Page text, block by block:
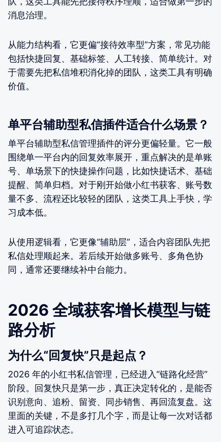
消息治理。
从能力结构看，它更偏“接待效率型”方案，常见功能
包括快捷回复、基础标签、人工转接、简单统计。对
于需要先把私信堆积消化掉的团队，这类工具有明确
价值。
单平台辅助型私信插件适合什么场景？
单平台辅助型私信管理插件的评分更偏轻量。它一般
围绕单一平台内的回复效率展开，重点解决的是单账
号、单场景下的快捷操作问题，比如快捷话术、基础
提醒、简单归档。对于刚开始做小红书获客、账号数
量不多、流程还比较轻的团队，这类工具上手快，学
习成本低。
从使用逻辑看，它更像“辅助层”，适合内容团队先把
私信处理顺起来。若后续开始做多账号、多角色协
同，通常还要继续补中台能力。
2026 全域获客增长模型与链
路分析
为什么“回复快”只是起点？
2026 年的小红书私信管理，已经进入“链路化经营”
阶段。回复快只是第一步，真正决定转化的，是能否
识别意向、追粉、留资、同步销售、再回流复盘。这
里面的关键，不是多打几个字，而是让每一次对话都
进入可追踪状态。